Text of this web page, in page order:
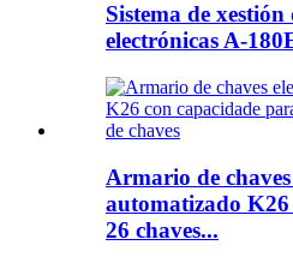
Sistema de xestión
electrónicas A-
Armario de
automatizado K26
26 chaves...